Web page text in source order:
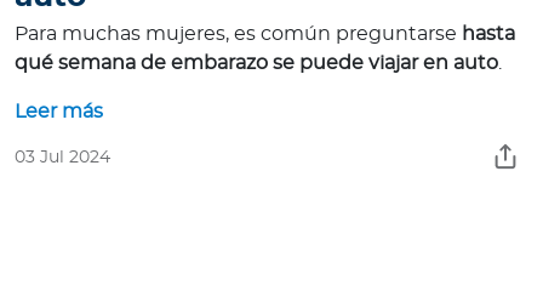
Para muchas mujeres, es común preguntarse hasta
qué semana de embarazo se puede viajar en auto.
Leer más
03 Jul 2024